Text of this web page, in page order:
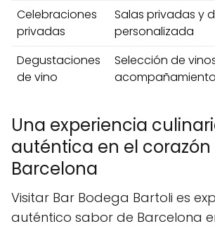
Celebraciones
privadas
Salas privadas y
personalizada
Degustaciones
de vino
Selección de
Una experiencia
auténtica en el corazón
Barcelona
Visitar Bar Bodega Bartoli es
auténtico sabor de Barcelona